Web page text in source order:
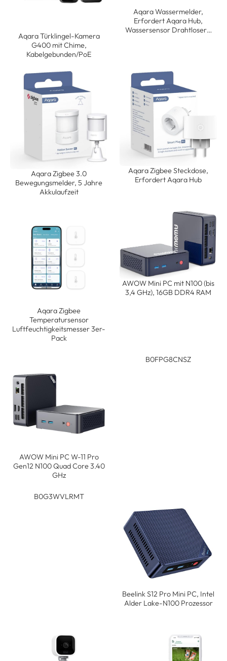
Aqara Türklingel-Kamera
G400 mit Chime,
Kabelgebunden/PoE
Aqara Wassermelder,
Erfordert Aqara Hub,
Wassersensor Drahtloser…
Aqara Zigbee 3.0
Bewegungsmelder, 5 Jahre
Akkulaufzeit
Aqara Zigbee Steckdose,
Erfordert Aqara Hub
Aqara Zigbee
Temperatursensor
Luftfeuchtigkeitsmesser 3er-
Pack
AWOW Mini PC mit N100 (bis
3,4 GHz), 16GB DDR4 RAM
AWOW Mini PC W-11 Pro
Gen12 N100 Quad Core 3.40
GHz
B0FPG8CNSZ
B0G3WVLRMT
Beelink S12 Pro Mini PC, Intel
Alder Lake-N100 Prozessor